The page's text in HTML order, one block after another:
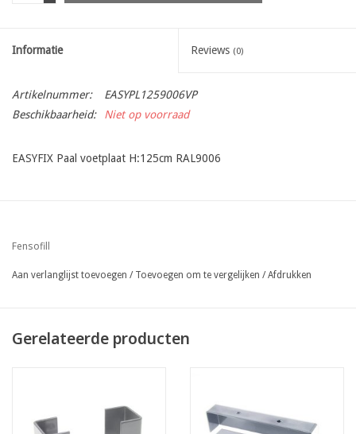
Informatie Reviews (0)
Artikelnummer:
EASYPL1259006VP
Beschikbaarheid:
Niet op voorraad
EASYFIX Paal voetplaat H:125cm RAL9006
Fensofill
Aan verlanglijst toevoegen / Toevoegen om te vergelijken /Afdrukken
Gerelateerde producten